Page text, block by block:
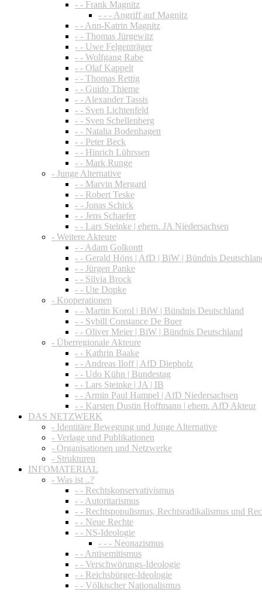
- - Frank Magnitz
- - - Angriff auf Magnitz
- - Ann-Katrin Magnitz
- - Thomas Jürgewitz
- - Uwe Felgenträger
- - Wolfgang Rabe
- - Olaf Kappelt
- - Thomas Rettig
- - Guido Thieme
- - Alexander Tassis
- - Sven Lichtenfeld
- - Sven Schellenberg
- - Natalia Bodenhagen
- - Peter Beck
- - Hinrich Lührssen
- - Mark Runge
- Junge Alternative
- - Marvin Mergard
- - Robert Teske
- - Jonas Schick
- - Jens Schaefer
- - Lars Steinke | ehem. JA Niedersachsen
- Weitere Akteure
- - Adam Golkontt
- - Gerald Höns | AfD | BiW | Bündnis
- - Jürgen Panke
- - Silvia Brock
- - Ute Dopke
- Kooperationen
- - Martin Korol | BiW | Bündnis Deutschland
- - Sybill Constance De Buer
- - Oliver Meier | BiW | Bündnis Deutschland
- Überregionale Akteure
- - Kathrin Baake
- - Andreas Iloff | AfD Diepholz
- - Udo Kühn | Bundestag
- - Lars Steinke | JA | IB
- - Armin Paul Hampel | AfD Niedersachsen
- - Karsten Dustin Hoffmann | ehem. AfD Akteur
DAS NETZWERK
- Identitäre Bewegung und Junge Alternative
- Verlage und Publikationen
- Organisationen und Netzwerke
- Strukturen
INFOMATERIAL
- Was ist ..?
- - Rechtskonservativismus
- - Autoritarismus
- - Rechtspopulismus, Rechtsradikalismus und
- - Neue Rechte
- - NS-Ideologie
- - - Neonazismus
- - Antisemitismus
- - Verschwörungs-Ideologie
- - Reichsbürger-Ideologie
- - Völkischer Nationalismus